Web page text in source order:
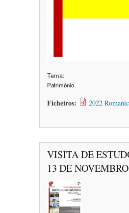
Tema:
Património
Ficheiros: 2022
VISITA DE
13 DE NOVEMBRO